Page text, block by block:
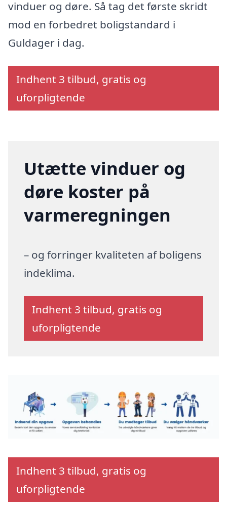
vinduer og døre. Så tag det første skridt
mod en forbedret boligstandard i
Guldager i dag.
Indhent 3 tilbud, gratis og
uforpligtende
Utætte vinduer og
døre koster på
varmeregningen
– og forringer kvaliteten af boligens
indeklima.
Indhent 3 tilbud, gratis og
uforpligtende
Indhent 3 tilbud, gratis og
uforpligtende